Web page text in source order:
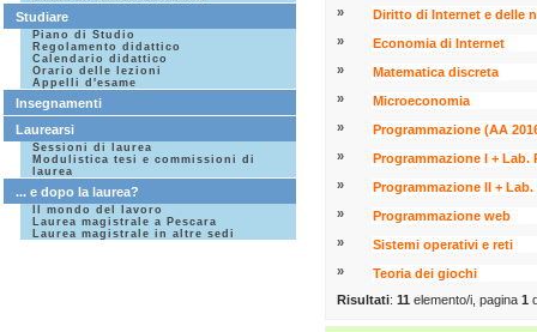
Studiare
Piano di Studio
Regolamento didattico
Calendario didattico
Orario delle lezioni
Appelli d'esame
Insegnamenti
Laurearsi
Sessioni di laurea
Modulistica tesi e commissioni di
laurea
... e dopo la laurea?
Il mondo del lavoro
Laurea magistrale a Pescara
Laurea magistrale in altre sedi
»
Diritto di Internet e delle
»
Economia di Internet
»
Matematica discreta
»
Microeconomia
»
Programmazione (AA
»
Programmazione I + Lab.
»
Programmazione II +
»
Programmazione web
»
Sistemi operativi e reti
»
Teoria dei giochi
Risultati:11 elemento/i, pagina1